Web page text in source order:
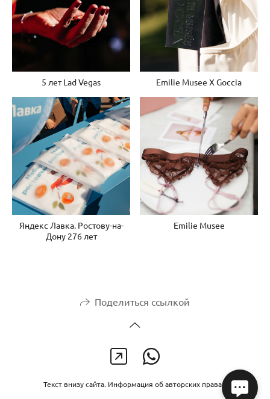
5 лет Lad Vegas Emilie Musee X Goccia
Яндекс Лавка. Ростову-на-
Дону 276 лет
Emilie Musee
Поделиться ссылкой
Текст внизу сайта. Информация об авторских правах.